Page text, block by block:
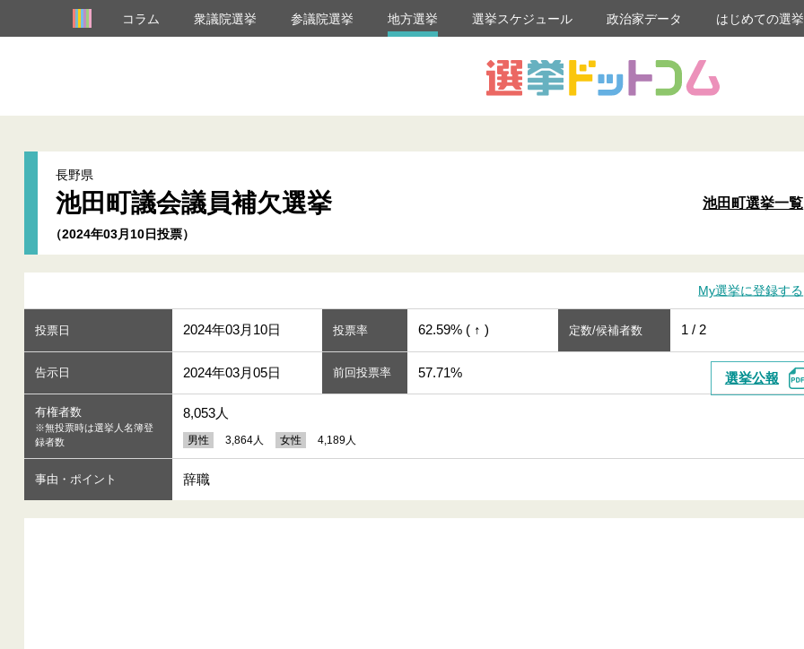
コラム 衆議院選挙 参議院選挙 地方選挙 選挙スケジュール 政治家データ はじめての選挙
長野県
池田町議会議員補欠選挙
（2024年03月10日投票）
池田町選挙一覧
My選挙に登録する
投票日 2024年03月10日 投票率 62.59% ( ↑ ) 定数/候補者数 1 / 2
告示日 2024年03月05日 前回投票率 57.71% 選挙公報
有権者数
※無投票時は選挙人名簿登
録者数
8,053人
男性 3,864人 女性 4,189人
事由・ポイント 辞職